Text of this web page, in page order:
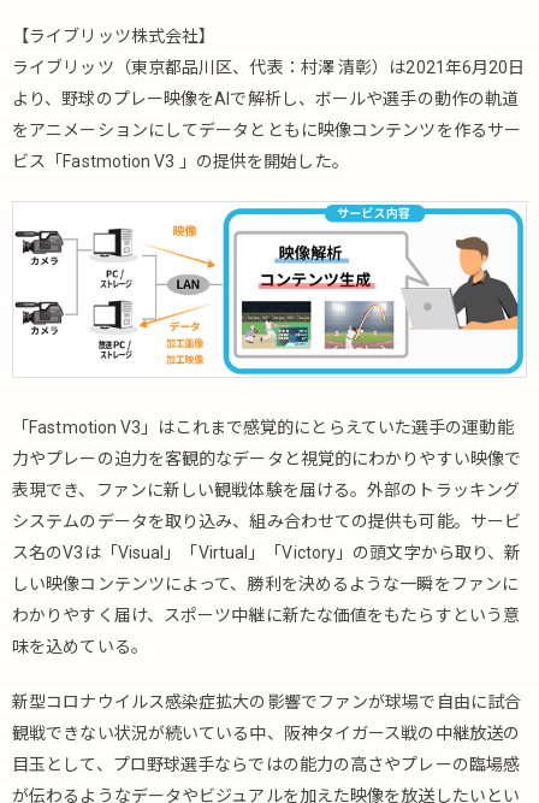
【ライブリッツ株式会社】
ライブリッツ（東京都品川区、代表：村澤 清彰）は2021年6月20日
より、野球のプレー映像をAIで解析し、ボールや選手の動作の軌道
をアニメーションにしてデータとともに映像コンテンツを作るサー
ビス「Fastmotion V3 」の提供を開始した。
「Fastmotion V3」はこれまで感覚的にとらえていた選手の運動能
力やプレーの迫力を客観的なデータと視覚的にわかりやすい映像で
表現でき、ファンに新しい観戦体験を届ける。外部のトラッキング
システムのデータを取り込み、組み合わせての提供も可能。サービ
ス名のV3は「Visual」「Virtual」「Victory」の頭文字から取り、新
しい映像コンテンツによって、勝利を決めるような一瞬をファンに
わかりやすく届け、スポーツ中継に新たな価値をもたらすという意
味を込めている。
新型コロナウイルス感染症拡大の影響でファンが球場で自由に試合
観戦できない状況が続いている中、阪神タイガース戦の中継放送の
目玉として、プロ野球選手ならではの能力の高さやプレーの臨場感
が伝わるようなデータやビジュアルを加えた映像を放送したいとい